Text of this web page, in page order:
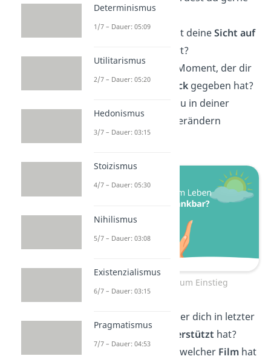
wohnen wollen?
Welches Ereignis hat deineSicht auf
verändert?
Was war der letzte Moment, der dir
das
Gefühl von Glückgegeben hat?
Gibt es etwas, das du in deiner
Umgebunggerne verändern
würdest?
Deep Talk Fragen zum Einstieg
Gibt es jemanden, der dich in letzter
Zeit besonders
unterstützt hat?
Welches
oder welcher Filmhat
Determinismus
1/7 – Dauer: 05:09
Utilitarismus
2/7 – Dauer: 05:20
Hedonismus
3/7 – Dauer: 03:15
Stoizismus
4/7 – Dauer: 05:30
Nihilismus
5/7 – Dauer: 03:08
Existenzialismus
6/7 – Dauer: 03:15
Pragmatismus
7/7 – Dauer: 04:53